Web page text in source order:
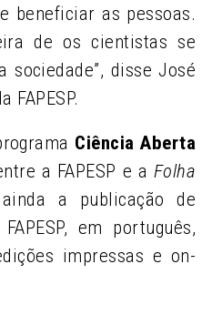
beneficiar as pessoas.
de os cientistas se
sociedade”, disse José
FAPESP.
Ciência Aberta
a FAPESP e a Folha
a publicação de
em português,
impressas e on-